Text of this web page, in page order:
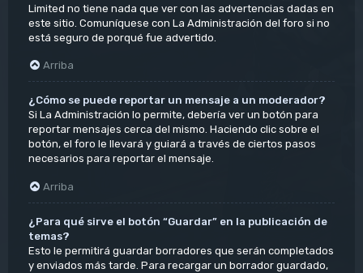
Limited no tiene nada que ver con las advertencias dadas en
este sitio. Comuníquese con La Administración del foro si no
está seguro de porqué fue advertido.
Arriba
¿Cómo se puede reportar un mensaje a un moderador?
Si La Administración lo permite, debería ver un botón para
reportar mensajes cerca del mismo. Haciendo clic sobre el
botón, el foro le llevará y guiará a través de ciertos pasos
necesarios para reportar el mensaje.
Arriba
¿Para qué sirve el botón “Guardar” en la publicación de
temas?
Esto le permitirá guardar borradores que serán completados
y enviados más tarde. Para recargar un borrador guardado,